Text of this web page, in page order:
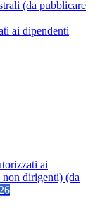
(da pubblicare
ai dipendenti
ai
dirigenti) (da
26